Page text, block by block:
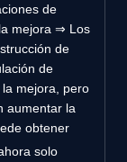
de
mejora ⇒ Los
de
de
mejora, pero
aumentar la
obtener
solo